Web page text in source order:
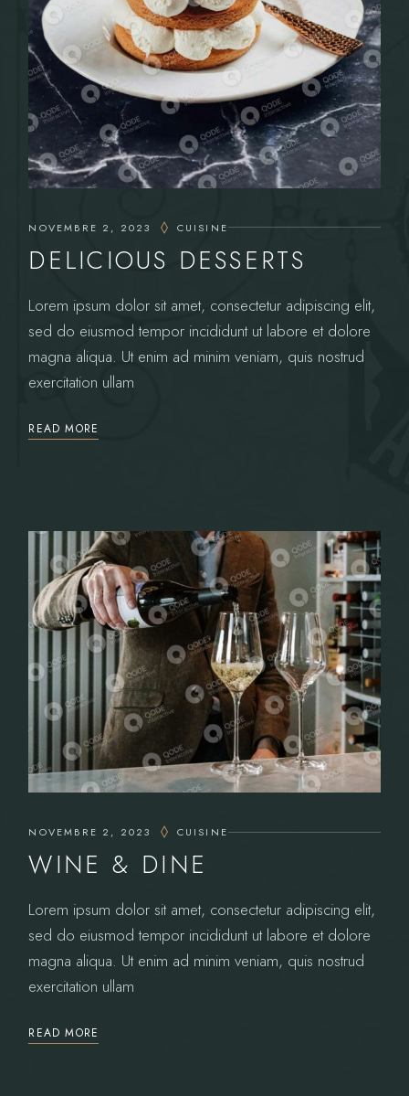
NOVEMBRE 2, 2023 CUISINE
DELICIOUS DESSERTS
Lorem ipsum dolor sit amet, consectetur adipiscing elit,
sed do eiusmod tempor incididunt ut labore et dolore
magna aliqua. Ut enim ad minim veniam, quis nostrud
exercitation ullam
READ MORE
NOVEMBRE 2, 2023 CUISINE
WINE & DINE
Lorem ipsum dolor sit amet, consectetur adipiscing elit,
sed do eiusmod tempor incididunt ut labore et dolore
magna aliqua. Ut enim ad minim veniam, quis nostrud
exercitation ullam
READ MORE